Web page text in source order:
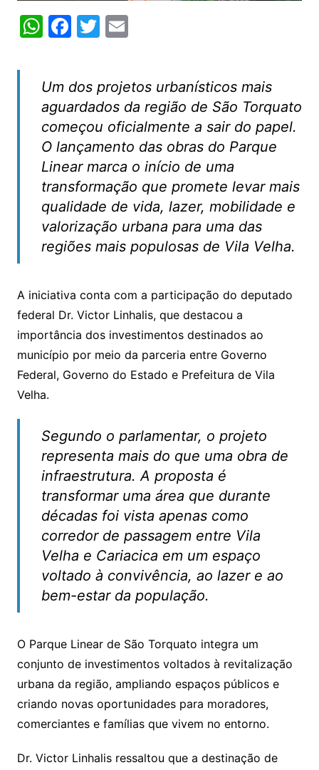
W
s
A
p
p
F
e
b
o
o
k
T
er
E
l
Um dos projetos urbanísticos mais
aguardados da região de São Torquato
começou oficialmente a sair do papel.
O lançamento das obras do Parque
Linear marca o início de uma
transformação que promete levar mais
qualidade de vida, lazer, mobilidade e
valorização urbana para uma das
regiões mais populosas de Vila Velha.
A iniciativa conta com a participação do deputado
federal Dr. Victor Linhalis, que destacou a
importância dos investimentos destinados ao
município por meio da parceria entre Governo
Federal, Governo do Estado e Prefeitura de Vila
Velha.
Segundo o parlamentar, o projeto
representa mais do que uma obra de
infraestrutura. A proposta é
transformar uma área que durante
décadas foi vista apenas como
corredor de passagem entre Vila
Velha e Cariacica em um espaço
voltado à convivência, ao lazer e ao
bem-estar da população.
O Parque Linear de São Torquato integra um
conjunto de investimentos voltados à revitalização
urbana da região, ampliando espaços públicos e
criando novas oportunidades para moradores,
comerciantes e famílias que vivem no entorno.
Dr. Victor Linhalis ressaltou que a destinação de